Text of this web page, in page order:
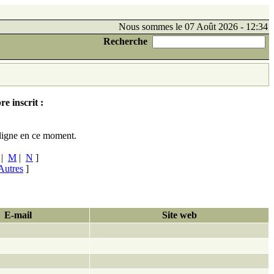
Nous sommes le 07 Août 2026 - 12:34
Recherche
inscrit :
en ce moment.
| M | N ]
]
E-mail
Site web